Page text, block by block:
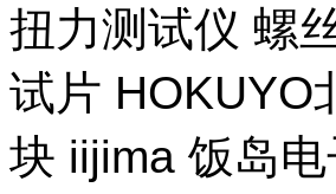
扭力测试仪 螺
试片 HOKUYO
块 iijima 饭岛